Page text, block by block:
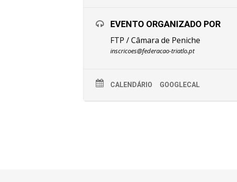
EVENTO ORGANIZADO POR
FTP / Câmara de Peniche
inscricoes@federacao-triatlo.pt
CALENDÁRIO GOOGLECAL